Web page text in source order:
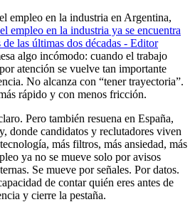
empleo en la industria en Argentina,
empleo en la industria ya se encuentra
las últimas dos décadas - Editor
algo incómodo: cuando el trabajo
atención se vuelve tan importante
No alcanza con “tener trayectoria”.
rápido y con menos fricción.
Pero también resuena en España,
donde candidatos y reclutadores viven
más filtros, más ansiedad, más
ya no se mueve solo por avisos
Se mueve por señales. Por datos.
de contar quién eres antes de
y cierre la pestaña.